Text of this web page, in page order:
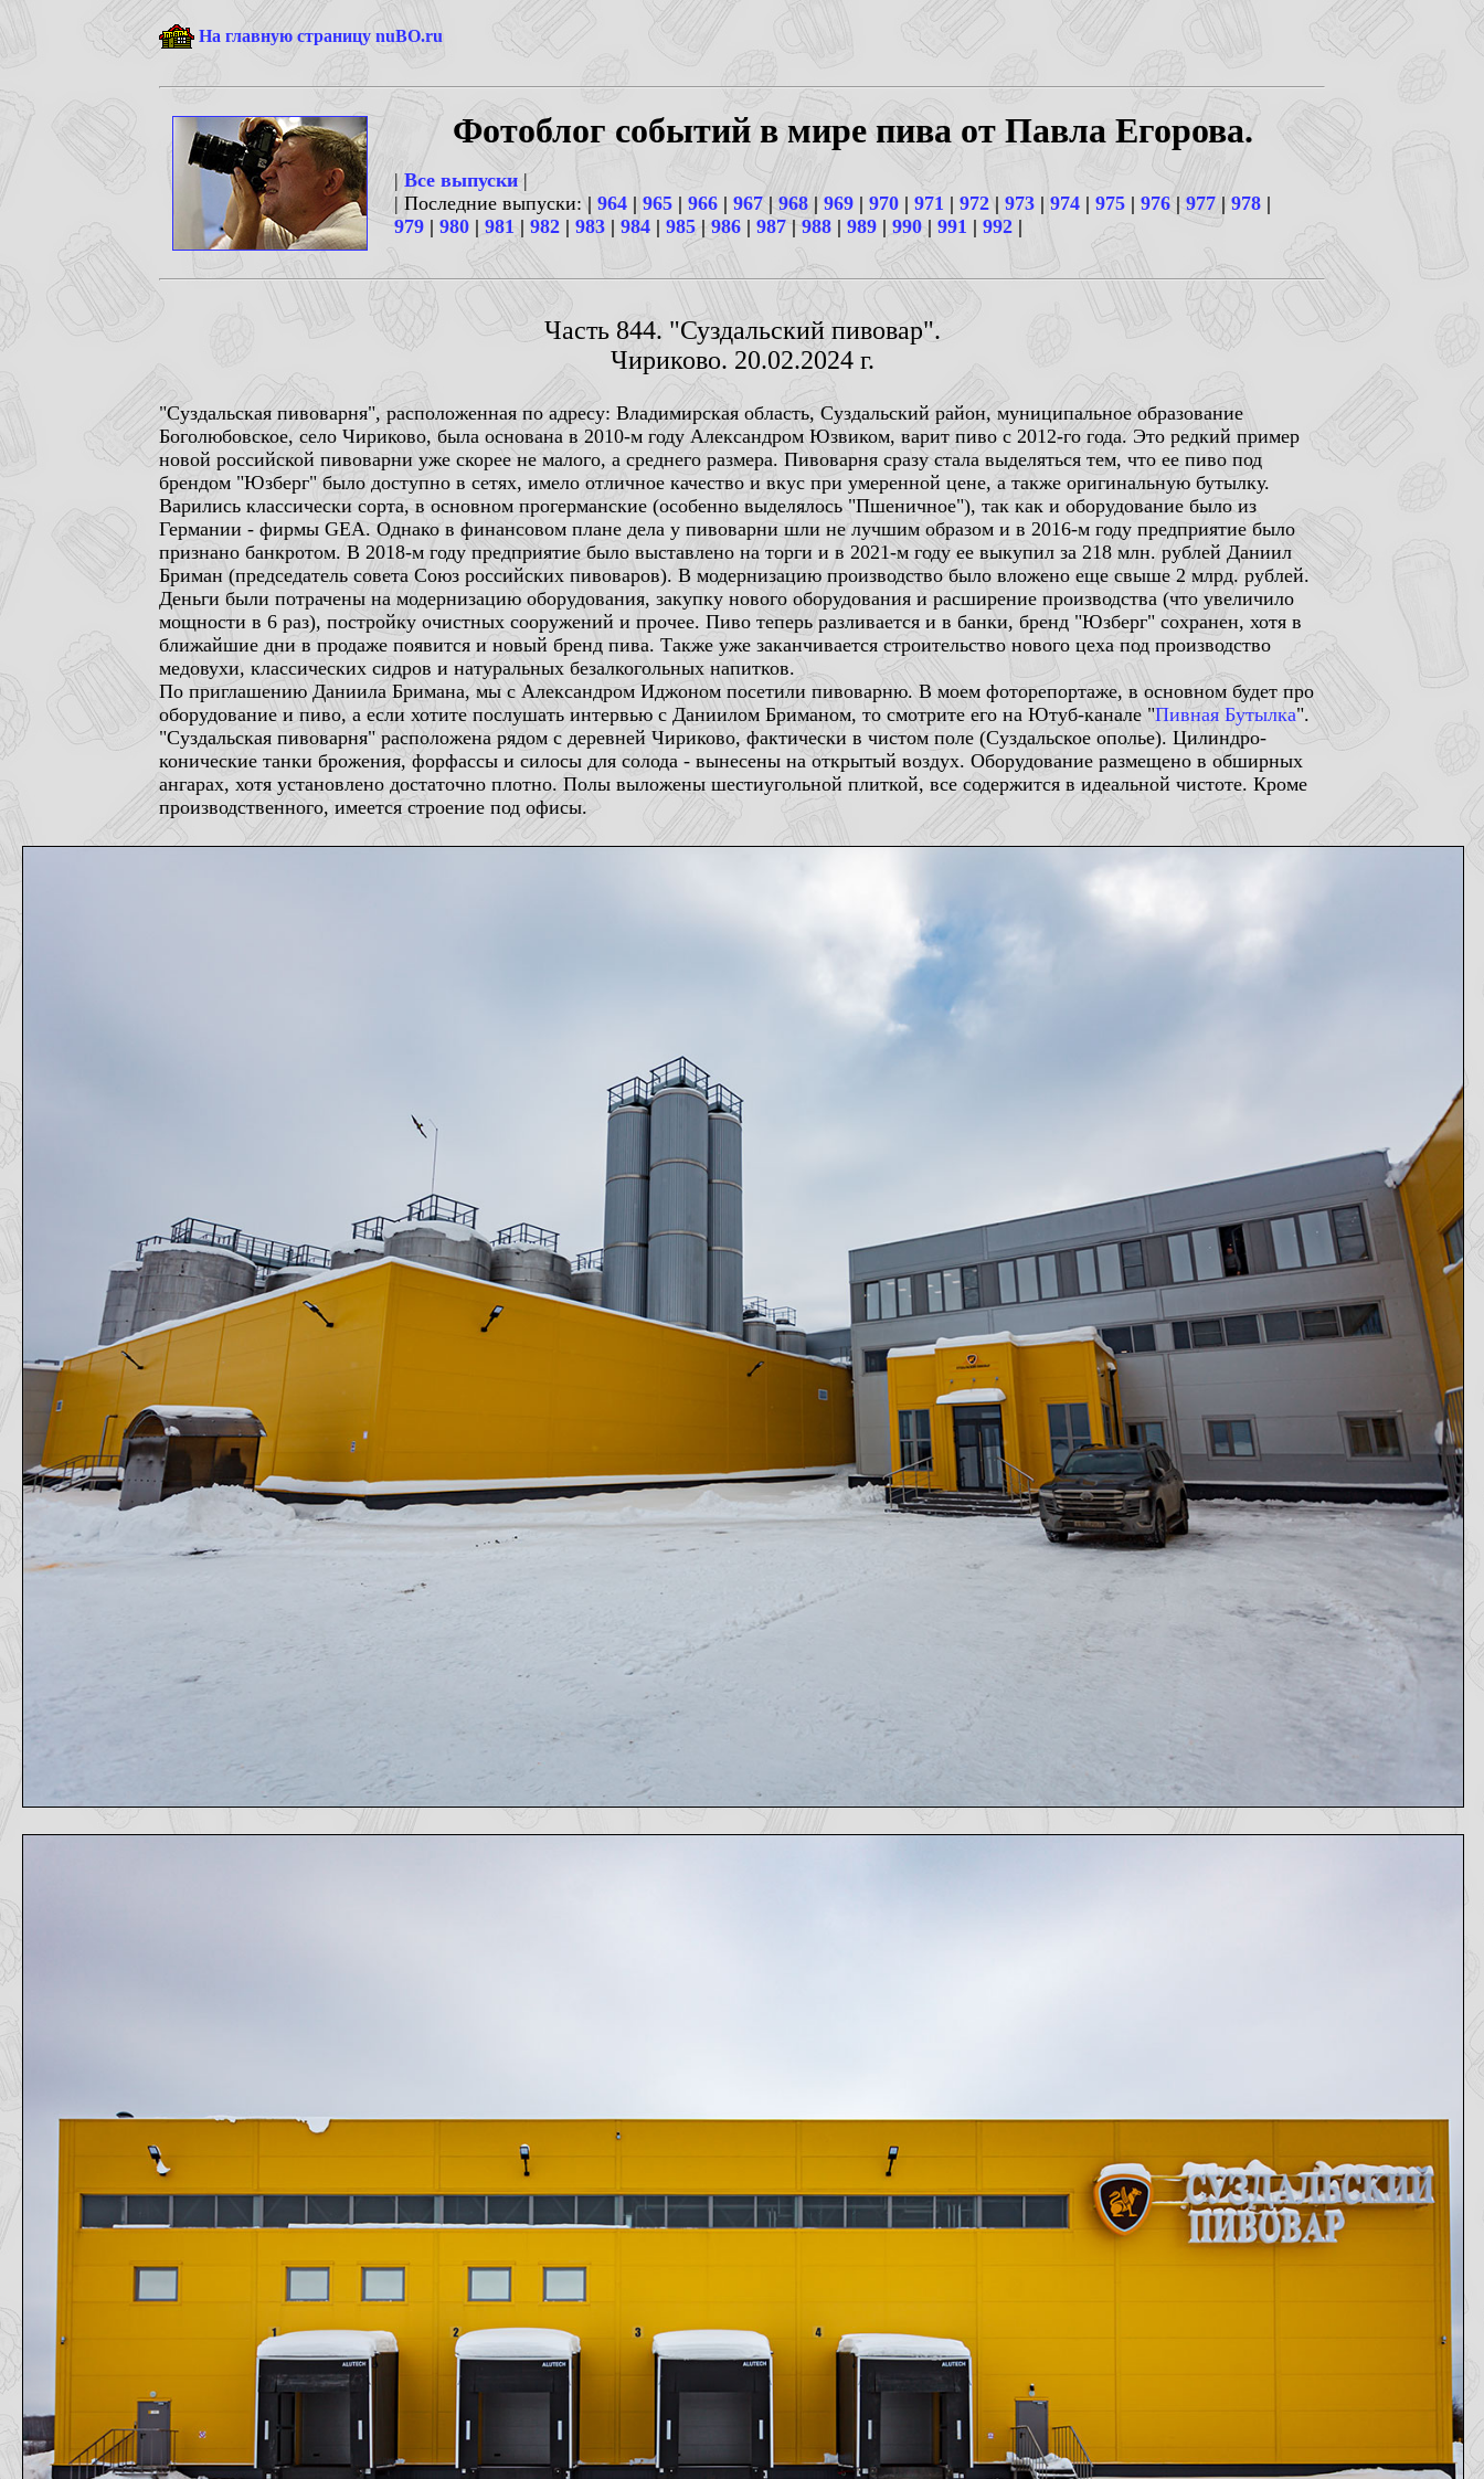
На главную страницу nuBO.ru
Фотоблог событий в мире пива от Павла Егорова.
| Все выпуски |
| Последние выпуски: | 964 | 965 | 966 | 967| 968 | 969 | 970 | 971 | 972 | 973 | 974 | 975 | 976| 977 | 978 |
979 | 980 | 981 | 982 | 983 | 984 | 985 | 986 | 987|988 | 989 | 990 | 991 | 992 |
Часть 844. "Суздальский пивовар".
Чириково. 20.02.2024 г.
"Суздальская пивоварня", расположенная по адресу: Владимирская область, Суздальский район, муниципальное образование
Боголюбовское, село Чириково, была основана в 2010-м году Александром Юзвиком, варит пиво с 2012-го года. Это редкий пример
новой российской пивоварни уже скорее не малого, а среднего размера. Пивоварня сразу стала выделяться тем, что ее пиво под
брендом "Юзберг" было доступно в сетях, имело отличное качество и вкус при умеренной цене, а также оригинальную бутылку.
Варились классически сорта, в основном прогерманские (особенно выделялось "Пшеничное"), так как и оборудование было из
Германии - фирмы GEA. Однако в финансовом плане дела у пивоварни шли не лучшим образом и в 2016-м году предприятие было
признано банкротом. В 2018-м году предприятие было выставлено на торги и в 2021-м году ее выкупил за 218 млн. рублей Даниил
Бриман (председатель совета Союз российских пивоваров). В модернизацию производство было вложено еще свыше 2 млрд. рублей.
Деньги были потрачены на модернизацию оборудования, закупку нового оборудования и расширение производства (что увеличило
мощности в 6 раз), постройку очистных сооружений и прочее. Пиво теперь разливается и в банки, бренд "Юзберг" сохранен, хотя в
ближайшие дни в продаже появится и новый бренд пива. Также уже заканчивается строительство нового цеха под производство
медовухи, классических сидров и натуральных безалкогольных напитков.
По приглашению Даниила Бримана, мы с Александром Иджоном посетили пивоварню. В моем фоторепортаже, в основном будет про
оборудование и пиво, а если хотите послушать интервью с Даниилом Бриманом, то смотрите его на Ютуб-канале "Пивная Бутылка".
"Суздальская пивоварня" расположена рядом с деревней Чириково, фактически в чистом поле (Суздальское ополье). Цилиндро-
конические танки брожения, форфассы и силосы для солода - вынесены на открытый воздух. Оборудование размещено в обширных
ангарах, хотя установлено достаточно плотно. Полы выложены шестиугольной плиткой, все содержится в идеальной чистоте. Кроме
производственного, имеется строение под офисы.